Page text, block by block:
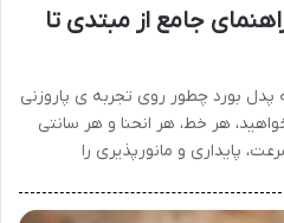
جامع از مبتدی تا
پدل بورد چطور روی تجربه ی پاروزنی
هر خط، هر انحنا و هر سانتی
پایداری و مانورپذیری را